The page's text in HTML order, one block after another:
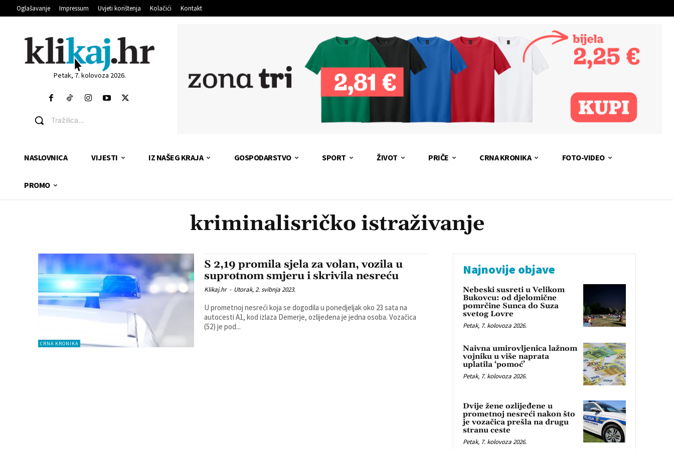
Oglašavanje Impressum Uvjeti korištenja Kolačići Kontakt
Petak, 7. kolovoza 2026.
Tražilica...
NASLOVNICA VIJESTI IZ NAŠEG KRAJA GOSPODARSTVO SPORT ŽIVOT PRIČE CRNA KRONIKA FOTO-VIDEO
PROMO
kriminalisričko istraživanje
CRNA KRONIKA
S 2,19 promila sjela za volan, vozila u
suprotnom smjeru i skrivila nesreću
Klikaj.hr - Utorak, 2. svibnja 2023.
U prometnoj nesreći koja se dogodila u ponedjeljak oko 23 sata na
autocesti A1, kod izlaza Demerje, ozlijeđena je jedna osoba. Vozačica
(52) je pod...
Najnovije objave
Nebeski susreti u Velikom
Bukovcu: od djelomične
pomrčine Sunca do Suza
svetog Lovre
Petak, 7. kolovoza 2026.
Naivna umirovljenica lažnom
vojniku u više naprata
uplatila ‘pomoć’
Petak, 7. kolovoza 2026.
Dvije žene ozlijeđene u
prometnoj nesreći nakon što
je vozačica prešla na drugu
stranu ceste
Petak, 7. kolovoza 2026.